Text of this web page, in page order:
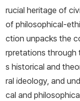
rucial heritage of
of philosophical-
ction unpacks the
rpretations through
s historical and
ral ideology, and
cal and